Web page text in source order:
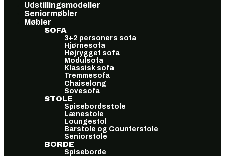
Udstillingsmodeller
Seniormøbler
Møbler
SOFA
3+2 personers sofa
Hjørnesofa
Højrygget sofa
Modulsofa
Klassisk sofa
Tremmesofa
Chaiselong
Sovesofa
STOLE
Spisebordsstole
Lænestole
Loungestol
Barstole og Counterstole
Seniorstole
BORDE
Spiseborde